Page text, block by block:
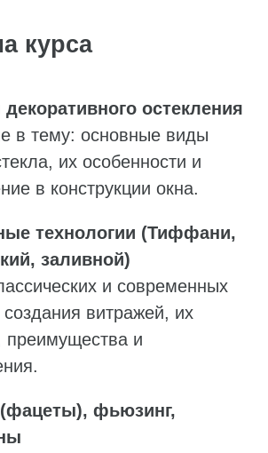
курса
остекления
в тему: основные виды
их особенности и
в конструкции окна.
технологии (Тиффани,
заливной)
и современных
витражей, их
преимущества и
фьюзинг,